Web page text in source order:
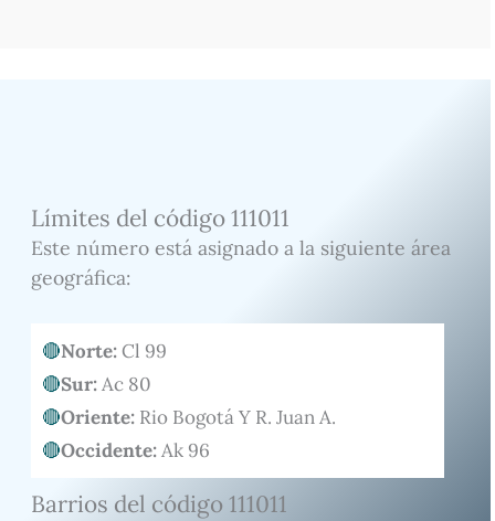
Límites del código 111011
Este número está asignado a la siguiente área
geográfica:
Norte:Cl 99
Sur:Ac 80
Oriente: Rio Bogotá Y R. Juan A.
Occidente:Ak 96
Barrios del código 111011